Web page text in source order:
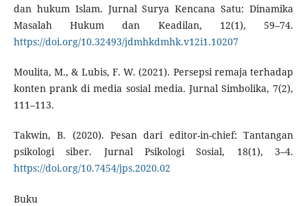
dan hukum Islam. Jurnal Surya Kencana Satu: Dinamika
Masalah Hukum dan Keadilan, 12(1), 59–74.
https://doi.org/10.32493/jdmhkdmhk.v12i1.10207
Moulita, M., & Lubis, F. W. (2021). Persepsi remaja terhadap
konten prank di media sosial media. Jurnal Simbolika, 7(2),
111–113.
Takwin, B. (2020). Pesan dari editor-in-chief: Tantangan
psikologi siber. Jurnal Psikologi Sosial, 18(1), 3–4.
https://doi.org/10.7454/jps.2020.02
Buku